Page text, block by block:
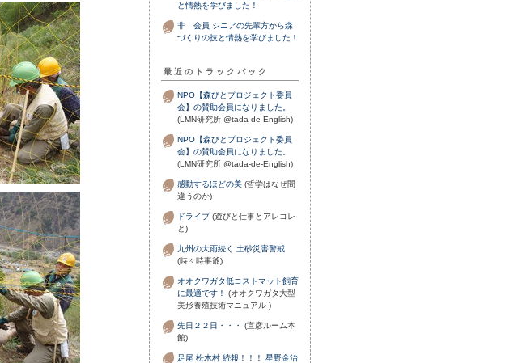
と情熱を学びました！
非 会員 シニアの先輩方から森
づくりの技と情熱を学びました！
最近のトラックバック
NPO【森びとプロジェクト委員
会】の賛助会員になりました。
(LMN研究所 @tada-de-English)
NPO【森びとプロジェクト委員
会】の賛助会員になりました。
(LMN研究所 @tada-de-English)
感動するほどの美 (哲学はなぜ間
違うのか)
ドライブ (遊びと仕事とアレコレ
と)
九州の大雨続く 土砂災害警戒
(時々時事爺)
オオクワガタ低コストマット飼育
に最適です！
(オオクワガタ大型
美形養殖技術マニュアル )
先日２２日・・・
(宣彦ルーム本
館)
足尾 松木村 続報！！！ 星野金治